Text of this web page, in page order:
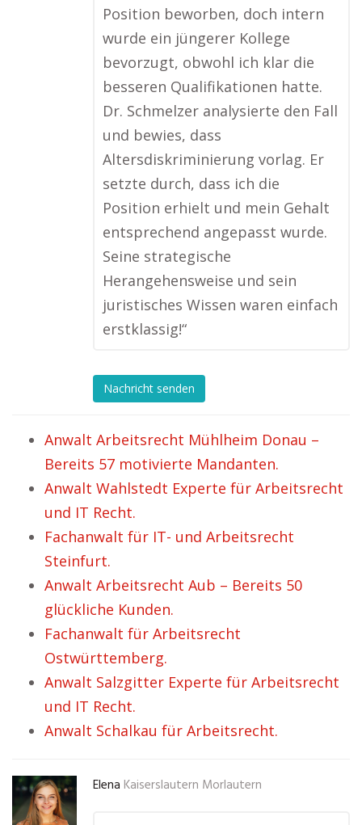
Position beworben, doch intern
wurde ein jüngerer Kollege
bevorzugt, obwohl ich klar die
besseren Qualifikationen hatte.
Dr. Schmelzer analysierte den Fall
und bewies, dass
Altersdiskriminierung vorlag. Er
setzte durch, dass ich die
Position erhielt und mein Gehalt
entsprechend angepasst wurde.
Seine strategische
Herangehensweise und sein
juristisches Wissen waren einfach
erstklassig!“
Nachricht senden
Anwalt Arbeitsrecht Mühlheim Donau –
Bereits 57 motivierte Mandanten.
Anwalt Wahlstedt Experte für Arbeitsrecht
und IT Recht.
Fachanwalt für IT- und Arbeitsrecht
Steinfurt.
Anwalt Arbeitsrecht Aub – Bereits 50
glückliche Kunden.
Fachanwalt für Arbeitsrecht
Ostwürttemberg.
Anwalt Salzgitter Experte für Arbeitsrecht
und IT Recht.
Anwalt Schalkau für Arbeitsrecht.
Elena Kaiserslautern Morlautern